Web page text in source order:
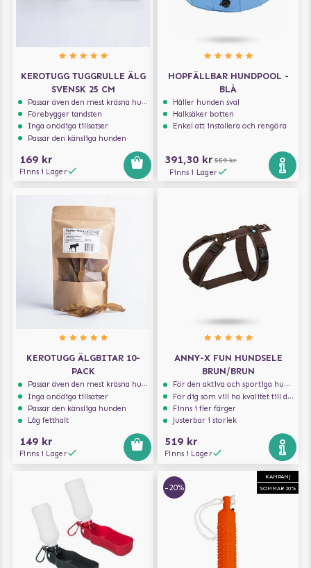
KEROTUGG TUGGRULLE ÄLG
SVENSK 25 CM
Passar även den mest kräsna hunden
Förebygger tandsten
Inga onödiga tillsatser
Passar den känsliga hunden
169 kr
Finns i Lager
HOPFÄLLBAR HUNDPOOL -
BLÅ
Håller hunden sval
Halksäker botten
Enkel att installera och rengöra
391,30 kr 559 kr
Finns i Lager
KEROTUGG ÄLGBITAR 10-
PACK
Passar även den mest kräsna hunden
Inga onödiga tillsatser
Passar den känsliga hunden
Låg fetthalt
149 kr
Finns i Lager
ANNY-X FUN HUNDSELE
BRUN/BRUN
För den aktiva och sportiga hunden
För dig som vill ha kvalitet till din hund!
Finns i fler färger
Justerbar i storlek
519 kr
Finns i Lager
KAMPANJ
SOMMAR 20%
-20%